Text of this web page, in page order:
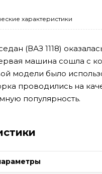
характеристики
(ВАЗ 1118)
машина сошла с
модели было
проводились на
популярность.